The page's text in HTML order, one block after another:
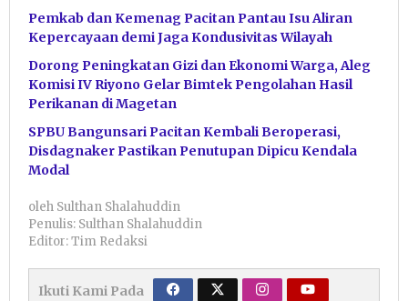
Pemkab dan Kemenag Pacitan Pantau Isu Aliran
Kepercayaan demi Jaga Kondusivitas Wilayah
Dorong Peningkatan Gizi dan Ekonomi Warga, Aleg
Komisi IV Riyono Gelar Bimtek Pengolahan Hasil
Perikanan di Magetan
SPBU Bangunsari Pacitan Kembali Beroperasi,
Disdagnaker Pastikan Penutupan Dipicu Kendala
Modal
oleh Sulthan Shalahuddin
Penulis: Sulthan Shalahuddin
Editor: Tim Redaksi
Ikuti Kami Pada